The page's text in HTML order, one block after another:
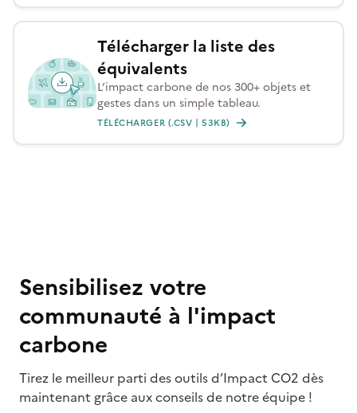
Télécharger la liste des
équivalents
L’impact carbone de nos 300+ objets et
gestes dans un simple tableau.
TÉLÉCHARGER (.CSV | 53KB)
Sensibilisez votre
communauté à l'impact
carbone
Tirez le meilleur parti des outils d’Impact CO2 dès
maintenant grâce aux conseils de notre équipe !